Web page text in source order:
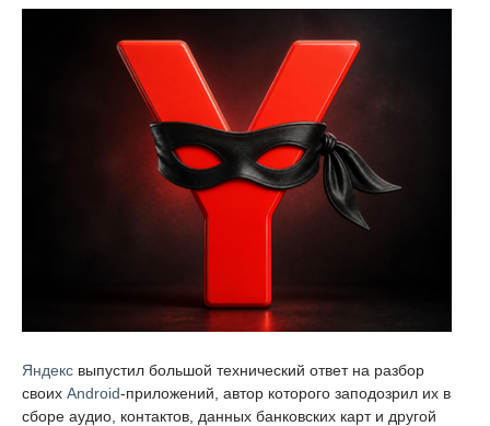
Яндекс выпустил большой технический ответ на разбор
своих Android-приложений, автор которого заподозрил их в
сборе аудио, контактов, данных банковских карт и другой